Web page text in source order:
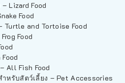
Lizard Food
Food
Turtle and Tortoise Food
Food
All Fish Food
รับสัตว์เลี้ยง – Pet Accessories